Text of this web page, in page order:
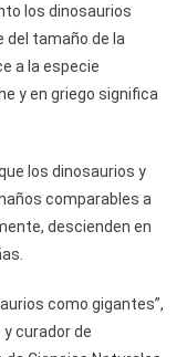
los dinosaurios
tamaño de la
a la especie
y en griego significa
los dinosaurios y
comparables a
descienden en
como gigantes”,
curador de